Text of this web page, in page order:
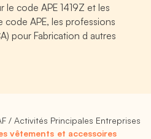
code APE 1419Z et les
APE, les professions
pour Fabrication d autres
/ Activités Principales Entreprises
vêtements et accessoires